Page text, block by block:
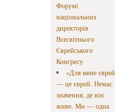
Форумі
національних
директорів
Всесвітнього
Єврейського
Конгресу
«Для мене єврей
— це єврей. Немає
значення, де він
живе. Ми — одна